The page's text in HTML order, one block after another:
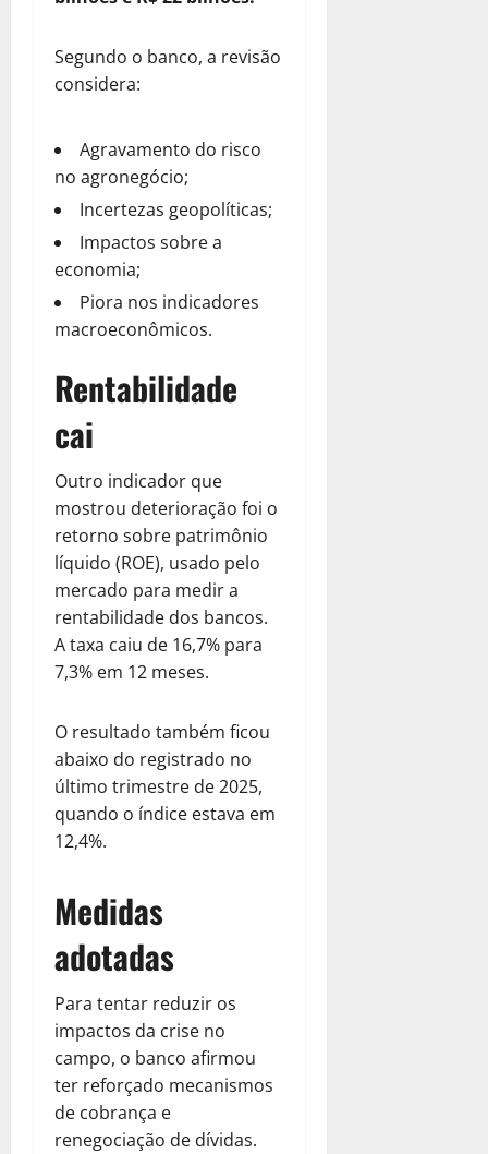
Segundo o banco, a revisão
considera:
Agravamento do risco
no agronegócio;
Incertezas geopolíticas;
Impactos sobre a
economia;
Piora nos indicadores
macroeconômicos.
Rentabilidade
cai
Outro indicador que
mostrou deterioração foi o
retorno sobre patrimônio
líquido (ROE), usado pelo
mercado para medir a
rentabilidade dos bancos.
A taxa caiu de 16,7% para
7,3% em 12 meses.
O resultado também ficou
abaixo do registrado no
último trimestre de 2025,
quando o índice estava em
12,4%.
Medidas
adotadas
Para tentar reduzir os
impactos da crise no
campo, o banco afirmou
ter reforçado mecanismos
de cobrança e
renegociação de dívidas.